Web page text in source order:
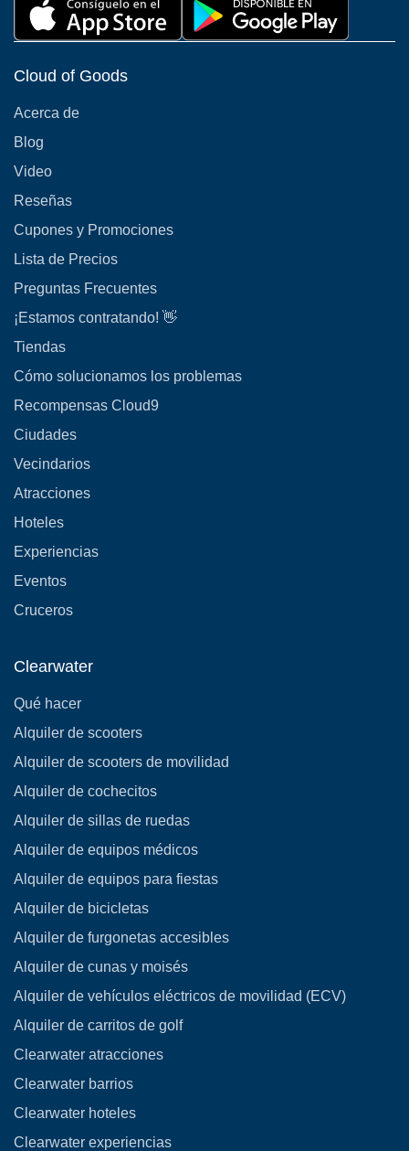
Cloud of Goods
Acerca de
Blog
Video
Reseñas
Cupones y Promociones
Lista de Precios
Preguntas Frecuentes
¡Estamos contratando! 👋
Tiendas
Cómo solucionamos los problemas
Recompensas Cloud9
Ciudades
Vecindarios
Atracciones
Hoteles
Experiencias
Eventos
Cruceros
Clearwater
Qué hacer
Alquiler de scooters
Alquiler de scooters de movilidad
Alquiler de cochecitos
Alquiler de sillas de ruedas
Alquiler de equipos médicos
Alquiler de equipos para fiestas
Alquiler de bicicletas
Alquiler de furgonetas accesibles
Alquiler de cunas y moisés
Alquiler de vehículos eléctricos de movilidad (ECV)
Alquiler de carritos de golf
Clearwater atracciones
Clearwater barrios
Clearwater hoteles
Clearwater experiencias